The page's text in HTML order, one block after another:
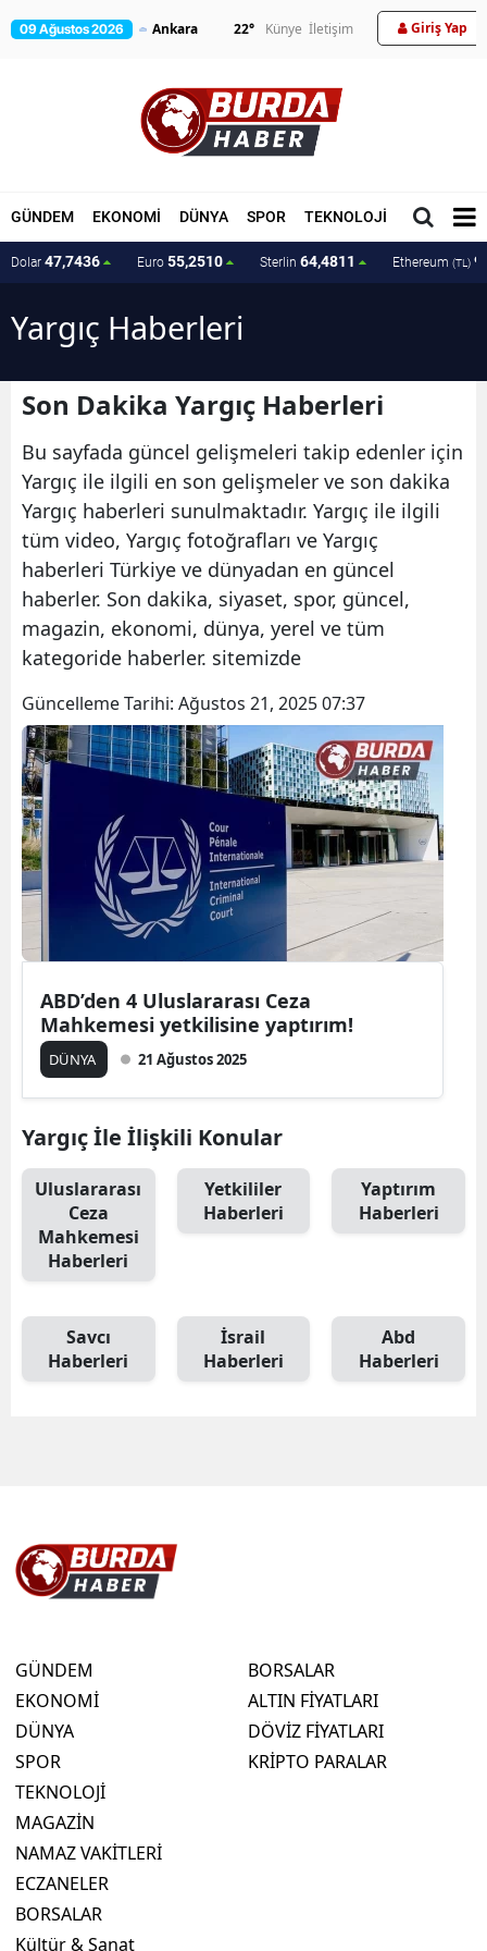
09 Ağustos 2026 22° Künye İletişim Giriş Yap
GÜNDEM EKONOMİ DÜNYA SPOR TEKNOLOJİ MAGAZİN
Dolar 47,7436 Euro 55,2510 Sterlin 64,4811 Ethereum (TL)
Yargıç Haberleri
Son Dakika Yargıç Haberleri
Bu sayfada güncel gelişmeleri takip edenler için
Yargıç ile ilgili en son gelişmeler ve son dakika
Yargıç haberleri sunulmaktadır. Yargıç ile ilgili
tüm video, Yargıç fotoğrafları ve Yargıç
haberleri Türkiye ve dünyadan en güncel
haberler. Son dakika, siyaset, spor, güncel,
magazin, ekonomi, dünya, yerel ve tüm
kategoride haberler. sitemizde
Güncelleme Tarihi: Ağustos 21, 2025 07:37
ABD’den 4 Uluslararası Ceza
Mahkemesi yetkilisine yaptırım!
DÜNYA 21 Ağustos 2025
Yargıç İle İlişkili Konular
Uluslararası
Ceza
Mahkemesi
Haberleri
Yetkililer
Haberleri
Yaptırım
Haberleri
Savcı
Haberleri
İsrail
Haberleri
Abd
Haberleri
GÜNDEM
EKONOMİ
DÜNYA
SPOR
TEKNOLOJİ
MAGAZİN
NAMAZ VAKİTLERİ
ECZANELER
BORSALAR
Kültür & Sanat
BORSALAR
ALTIN FİYATLARI
DÖVİZ FİYATLARI
KRİPTO PARALAR